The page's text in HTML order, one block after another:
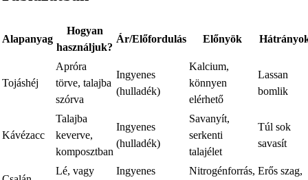
Alapanyag
Hogyan
használjuk?
Ár/Előfordulás Előnyök
Tojáshéj
Apróra
törve, talajba
szórva
Ingyenes
(hulladék)
Kalcium,
könnyen
elérhető
Lassan
bomlik
Kávézacc
Talajba
keverve,
komposztban
Ingyenes
(hulladék)
Savanyít,
serkenti
talajélet
Túl sok
savasít
Lé, vagy
Ingyenes
Nitrogénforrás, Erős szag,